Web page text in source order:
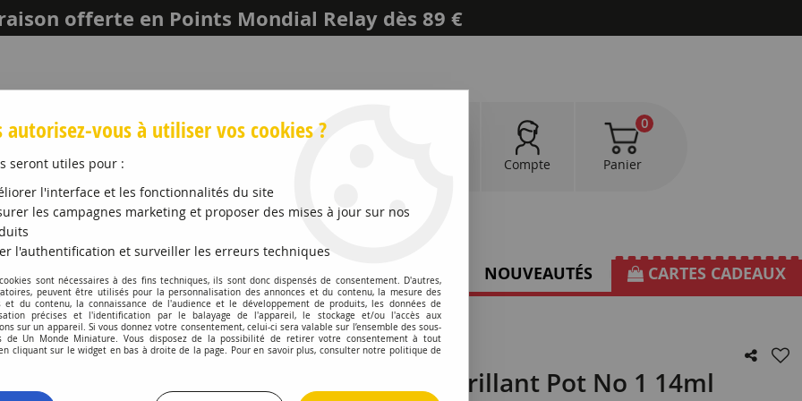
offerte en Points Mondial Relay dès 89 €
Compte
0
Panier
MAQUETTES ET ACCESSOIRES PROMOTIONS NOUVEAUTÉS CARTES CADEAUX
>No 3 Vert Brunswick Brillant Pot No 1 14ml
HUMBROL
No 3 Vert Brunswick Brillant Pot No 1 14ml
autorisez-vous à utiliser vos cookies ?
seront utiles pour :
l'interface et les fonctionnalités du site
les campagnes marketing et proposer des mises à jour sur nos
l'authentification et surveiller les erreurs techniques
sont nécessaires à des fins techniques, ils sont donc dispensés de consentement. D'autres,
peuvent être utilisés pour la personnalisation des annonces et du contenu, la mesure des
et du contenu, la connaissance de l'audience et le développement de produits, les données de
précises et l'identification par le balayage de l'appareil, le stockage et/ou l'accès aux
sur un appareil. Si vous donnez votre consentement, celui-ci sera valable sur l’ensemble des sous-
de Un Monde Miniature. Vous disposez de la possibilité de retirer votre consentement à tout
cliquant sur le widget en bas à droite de la page. Pour en savoir plus, consulter notre politique de